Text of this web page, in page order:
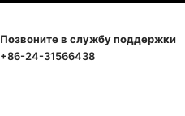
Позвоните в службу поддержки
+86-24-31566438